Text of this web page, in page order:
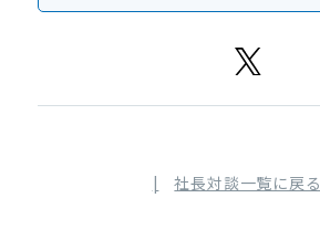
社長対談一覧に戻る